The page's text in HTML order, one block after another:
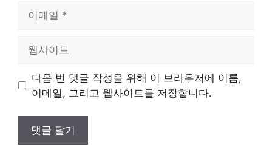
트
다음 번 댓글 작성을 위해 이 브라우저에 이름,
이메일, 그리고 웹사이트를 저장합니다.